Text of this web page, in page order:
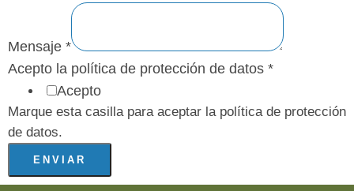
Mensaje *
Acepto la política de protección de datos *
Acepto
Marque esta casilla para aceptar la política de protección
de datos.
ENVIAR